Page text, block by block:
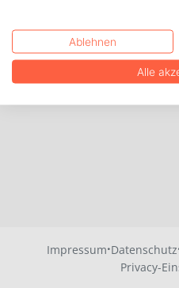
Impressum·Datenschutz
Privacy-
Ablehnen
Alle